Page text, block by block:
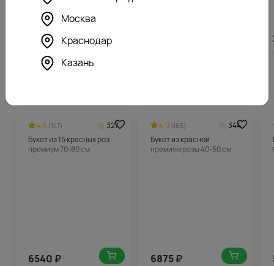
852₽
4.5 (147)
327
Букет из 15 красных роз
премиум 70-80 см
6540 ₽
4.9 (165)
344
Букет из красной
премиум розы 40-50 см
6875₽
Москва
Краснодар
Казань